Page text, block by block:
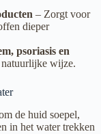
– Zorgt voor
dieper
psoriasis en
wijze.
de huid soepel,
in het water trekken